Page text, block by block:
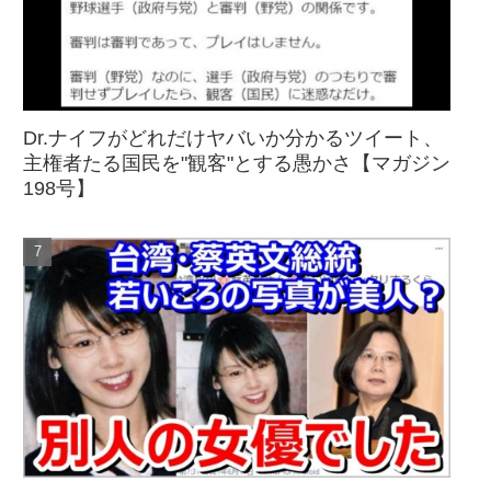
Dr.ナイフがどれだけヤバいか分かるツイート、
主権者たる国民を"観客"とする愚かさ【マガジン
198号】